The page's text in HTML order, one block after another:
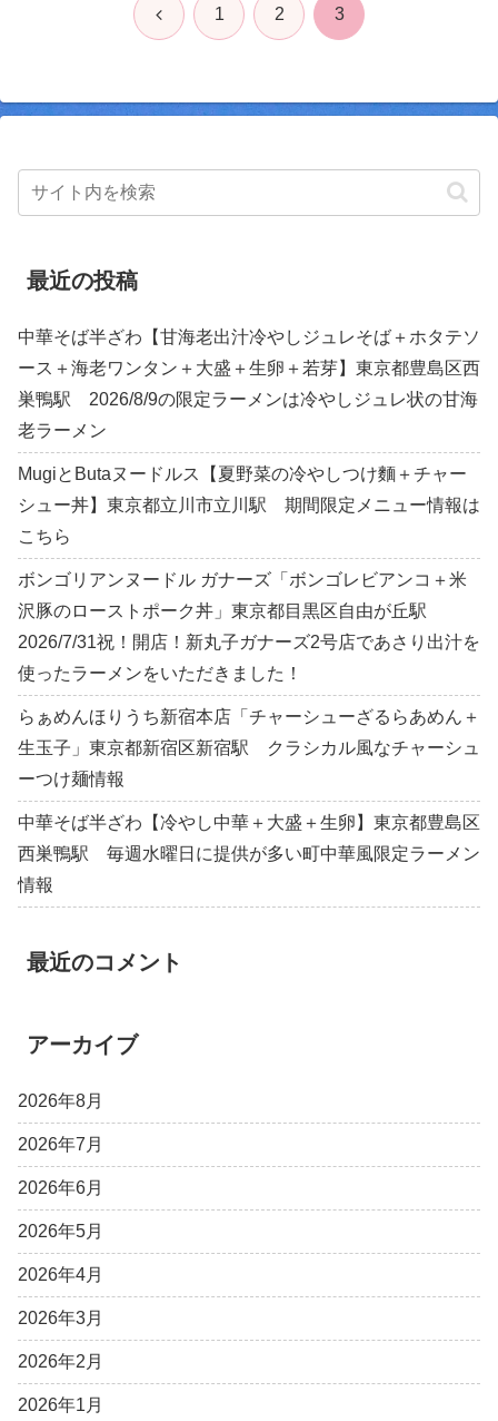
前 1 2 3
最近の投稿
中華そば半ざわ【甘海老出汁冷やしジュレそば＋ホタテソ
ース＋海老ワンタン＋大盛＋生卵＋若芽】東京都豊島区西
巣鴨駅 2026/8/9の限定ラーメンは冷やしジュレ状の甘海
老ラーメン
MugiとButaヌードルス【夏野菜の冷やしつけ麵＋チャー
シュー丼】東京都立川市立川駅 期間限定メニュー情報は
こちら
ボンゴリアンヌードル ガナーズ「ボンゴレビアンコ＋米
沢豚のローストポーク丼」東京都目黒区自由が丘駅
2026/7/31祝！開店！新丸子ガナーズ2号店であさり出汁を
使ったラーメンをいただきました！
らぁめんほりうち新宿本店「チャーシューざるらあめん＋
生玉子」東京都新宿区新宿駅 クラシカル風なチャーシュ
ーつけ麺情報
中華そば半ざわ【冷やし中華＋大盛＋生卵】東京都豊島区
西巣鴨駅 毎週水曜日に提供が多い町中華風限定ラーメン
情報
最近のコメント
アーカイブ
2026年8月
2026年7月
2026年6月
2026年5月
2026年4月
2026年3月
2026年2月
2026年1月